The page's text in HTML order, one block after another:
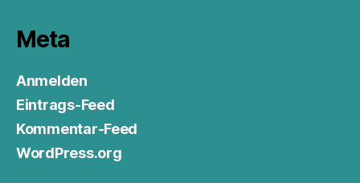
Meta
Anmelden
Eintrags-Feed
Kommentar-Feed
WordPress.org